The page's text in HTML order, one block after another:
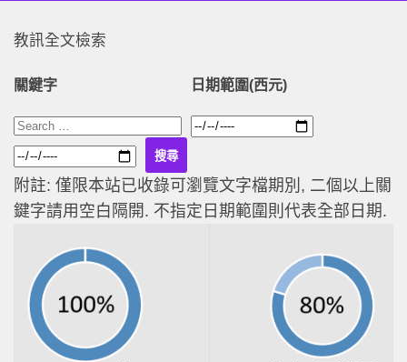
教訊全文檢索
關鍵字 日期範圍(西元)
附註: 僅限本站已收錄可瀏覽文字檔期別, 二個以上關
鍵字請用空白隔開. 不指定日期範圍則代表全部日期.